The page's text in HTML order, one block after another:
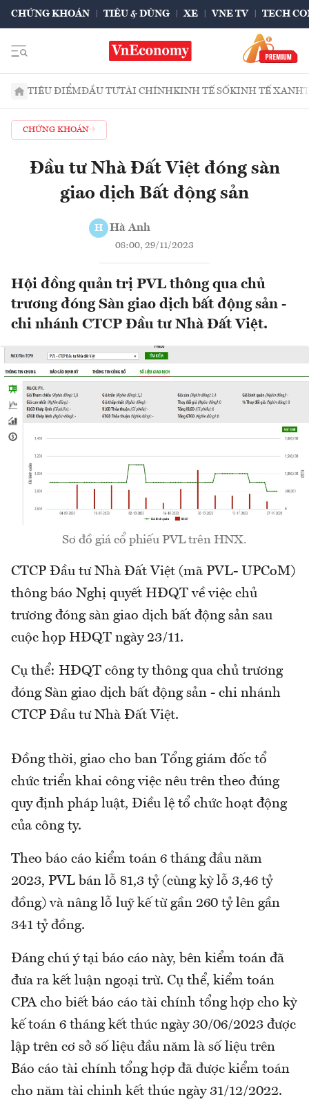
CHỨNG KHOÁN TIÊU & DÙNG XE VNE TV TECH
TIÊU ĐIỂMĐẦU TƯTÀI CHÍNHKINH TẾ SỐKINH TẾ XANH
CHỨNG KHOÁN
Đầu tư Nhà Đất Việt đóng sàn
giao dịch Bất động sản
H Hà Anh
08:00, 29/11/2023
Hội đồng quản trị PVL thông qua chủ
trương đóng Sàn giao dịch bất động sản -
chi nhánh CTCP Đầu tư Nhà Đất Việt.
Sơ đồ giá cổ phiếu PVL trên HNX.
CTCP Đầu tư Nhà Đất Việt (mã PVL- UPCoM)
thông báo Nghị quyết HĐQT về việc chủ
trương đóng sàn giao dịch bất động sản sau
cuộc họp HĐQT ngày 23/11.
Cụ thể: HĐQT công ty thông qua chủ trương
đóng Sàn giao dịch bất động sản - chi nhánh
CTCP Đầu tư Nhà Đất Việt.
Đồng thời, giao cho ban Tổng giám đốc tổ
chức triển khai công việc nêu trên theo đúng
quy định pháp luật, Điều lệ tổ chức hoạt động
của công ty.
Theo báo cáo kiểm toán 6 tháng đầu năm
2023, PVL bán lỗ 81,3 tỷ (cùng kỳ lỗ 3,46 tỷ
đồng) và nâng lỗ luỹ kế từ gần 260 tỷ lên gần
341 tỷ đồng.
Đáng chú ý tại báo cáo này, bên kiểm toán đã
đưa ra kết luận ngoại trừ. Cụ thể, kiểm toán
CPA cho biết báo cáo tài chính tổng hợp cho kỳ
kế toán 6 tháng kết thúc ngày 30/06/2023 được
lập trên cơ sở số liệu đầu năm là số liệu trên
Báo cáo tài chính tổng hợp đã được kiểm toán
cho năm tài chinh kết thúc ngày 31/12/2022.